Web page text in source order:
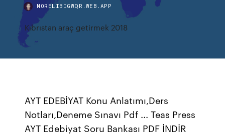
MORELIBIGWQR.WEB.APP
Kıbrıstan araç getirmek 2018
AYT EDEBİYAT Konu Anlatımı,Ders
Notları,Deneme Sınavı Pdf ... Teas Press
AYT Edebiyat Soru Bankası PDF İNDİR